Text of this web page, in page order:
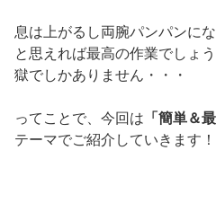
息は上がるし両腕パンパンに
と思えれば最高の作業でしょ
獄でしかありません・・・
ってことで、今回は 「簡単＆
テーマでご紹介していきます！